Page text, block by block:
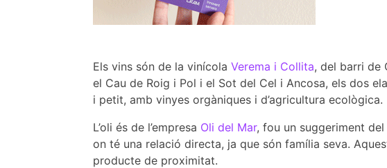
Els vins són de la vinícolaVerema i Collita, del barri de
el Cau de Roig i Pol i el Sot del Cel i Ancosa, els dos
i petit, amb vinyes orgàniques i d’agricultura ecològica.
L’oli és de l’empresa Oli del Mar, fou un suggeriment
on té una relació directa, ja que són família seva.
producte de proximitat.